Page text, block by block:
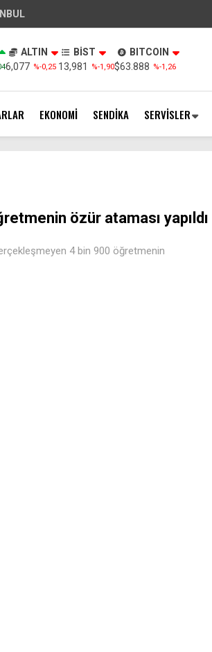
ALTIN
6,077 %-0,25
BİST
13,981
%-1,90
BITCOIN
$63.888 %-1,26
EKONOMİ SENDİKA SERVİSLER
özür ataması yapıldı
4 bin 900 öğretmenin